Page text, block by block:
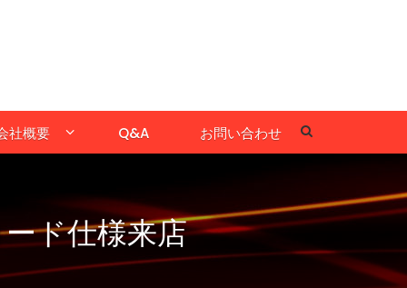
社概要 Q&A お問い合わせ
ド仕様来店